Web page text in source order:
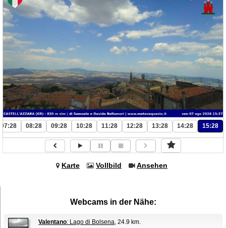
07:28 08:28 09:28 10:28 11:28 12:28 13:28 14:28 15:28
Karte Vollbild Ansehen
Webcams in der Nähe:
Valentano: Lago di Bolsena, 24.9 km.